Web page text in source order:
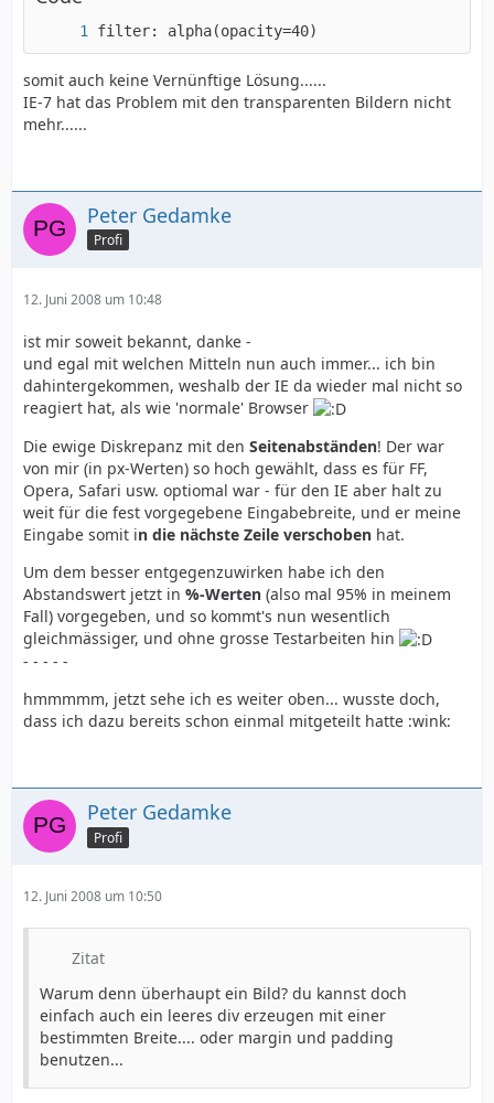
filter: alpha(opacity=40)
somit auch keine Vernünftige Lösung......
IE-7 hat das Problem mit den transparenten Bildern nicht
mehr......
Peter Gedamke
Profi
12. Juni 2008 um 10:48
ist mir soweit bekannt, danke -
und egal mit welchen Mitteln nun auch immer... ich bin
dahintergekommen, weshalb der IE da wieder mal nicht so
reagiert hat, als wie 'normale' Browser
Die ewige Diskrepanz mit den Seitenabständen! Der war
von mir (in px-Werten) so hoch gewählt, dass es für FF,
Opera, Safari usw. optiomal war - für den IE aber halt zu
weit für die fest vorgegebene Eingabebreite, und er meine
Eingabe somit in die nächste Zeile verschoben hat.
Um dem besser entgegenzuwirken habe ich den
Abstandswert jetzt in %-Werten (also mal 95% in meinem
Fall) vorgegeben, und so kommt's nun wesentlich
gleichmässiger, und ohne grosse Testarbeiten hin
- - - - -
hmmmmm, jetzt sehe ich es weiter oben... wusste doch,
dass ich dazu bereits schon einmal mitgeteilt hatte :wink:
Peter Gedamke
Profi
12. Juni 2008 um 10:50
Zitat
Warum denn überhaupt ein Bild? du kannst doch
einfach auch ein leeres div erzeugen mit einer
bestimmten Breite.... oder margin und padding
benutzen...